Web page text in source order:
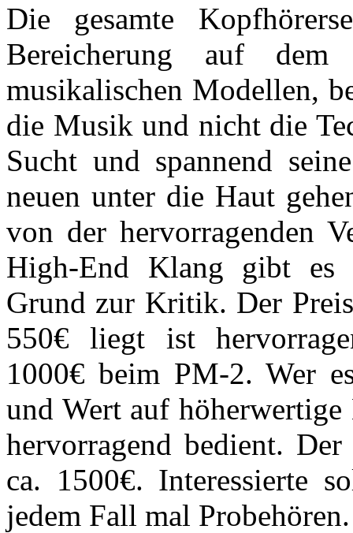
Die gesamte
Bereicherung auf
musikalischen Modellen,
die Musik und nicht die
Sucht und spannend
neuen unter die Haut
von der hervorragenden
High-End Klang gibt es
Grund zur Kritik. Der
550€ liegt ist
1000€ beim PM-2. Wer
und Wert auf
hervorragend bedient.
ca. 1500€. Interessierte
jedem Fall mal Probehören.